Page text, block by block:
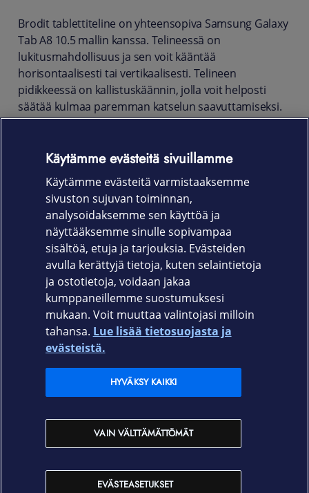
Brodit tablettiteline on yhteensopiva Samsung Galaxy
Tab A8 10.5 mallin kanssa. Telineessä on
lukitusmahdollisuus ja sen voit kääntää
horisontaalisesti tai vertikaalisesti. Telineen
pidikkeessä on kallistuskäännin, jolla voit helposti
säätää kulmaa paremman katselun saavuttamiseksi.
tarpeesi mukaan. Aseta tablettiteline helposti autoosi
ja lähde huoletta työmatkoille ja käytä esimerkiksi
tablettisi navigointiominaisuuksia turvallisesti.
Tuotekoodi
247185
Elisa.fi
Elisan myymälät
Käytämme evästeitä sivuillamme
Käytämme evästeitä varmistaaksemme
sivuston sujuvan toiminnan,
analysoidaksemme sen käyttöä ja
näyttääksemme sinulle sopivampaa
sisältöä, etuja ja tarjouksia. Evästeiden
avulla kerättyjä tietoja, kuten selaintietoja
ja ostotietoja, voidaan jakaa
kumppaneillemme suostumuksesi
mukaan. Voit muuttaa valintojasi milloin
tahansa. Lue lisää tietosuojasta ja
evästeistä.
EVÄSTEASETUKSET
VAIN VÄLTTÄMÄTTÖMÄT
HYVÄKSY KAIKKI